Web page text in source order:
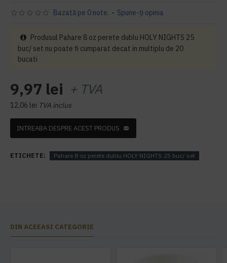
Bazată pe 0 note. - Spune-ţi opinia
9,97 lei + TVA
12,06 lei TVA inclus
Produsul Pahare 8 oz perete dublu HOLY NIGHTS 25
buc/ set nu poate fi cumparat decat in multiplu de 20
bucati
INTREABA DESPRE ACEST PRODUS
ETICHETE: Pahare 8 oz perete dublu HOLY NIGHTS 25 buc/ set
DIN ACEEASI CATEGORIE